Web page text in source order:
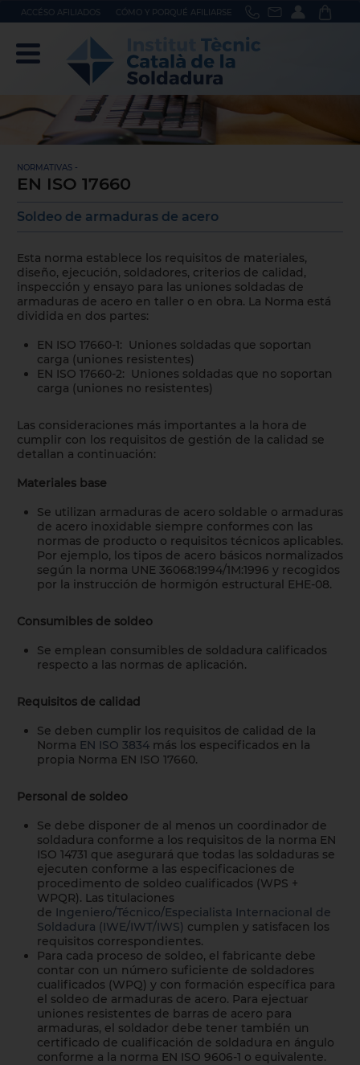
ACCÉSO AFILIADOS CÓMO Y PORQUÉ AFILIARSE
NORMATIVAS -
EN ISO 17660
Soldeo de armaduras de acero
Esta norma establece los requisitos de materiales,
diseño, ejecución, soldadores, criterios de calidad,
inspección y ensayo para las uniones soldadas de
armaduras de acero en taller o en obra. La Norma está
dividida en dos partes:
EN ISO 17660-1: Uniones soldadas que soportan
carga (uniones resistentes)
EN ISO 17660-2: Uniones soldadas que no soportan
carga (uniones no resistentes)
Las consideraciones más importantes a la hora de
cumplir con los requisitos de gestión de la calidad se
detallan a continuación:
Materiales base
Se utilizan armaduras de acero soldable o armaduras
de acero inoxidable siempre conformes con las
normas de producto o requisitos técnicos aplicables.
Por ejemplo, los tipos de acero básicos normalizados
según la norma UNE 36068:1994/1M:1996 y recogidos
por la instrucción de hormigón estructural EHE-08.
Consumibles de soldeo
Se emplean consumibles de soldadura calificados
respecto a las normas de aplicación.
Requisitos de calidad
Se deben cumplir los requisitos de calidad de la
Norma EN ISO 3834más los especificados en la
propia Norma EN ISO 17660.
Personal de soldeo
Se debe disponer de al menos un coordinador de
soldadura conforme a los requisitos de la norma EN
ISO 14731 que asegurará que todas las soldaduras se
ejecuten conforme a las especificaciones de
procedimento de soldeo cualificados (WPS +
WPQR). Las titulaciones
de Ingeniero/Técnico/Especialista Internacional de
Soldadura (IWE/IWT/IWS) cumplen y satisfacen los
requisitos correspondientes.
Para cada proceso de soldeo, el fabricante debe
contar con un número suficiente de soldadores
cualificados (WPQ) y con formación específica para
el soldeo de armaduras de acero. Para ejectuar
uniones resistentes de barras de acero para
armaduras, el soldador debe tener también un
certificado de cualificación de soldadura en ángulo
conforme a la norma EN ISO 9606-1 o equivalente.